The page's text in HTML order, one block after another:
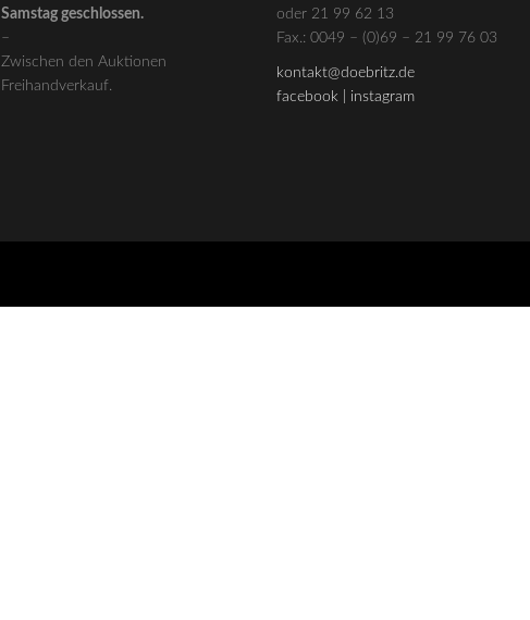
Samstag geschlossen.
–
Zwischen den Auktionen
Freihandverkauf.
oder 21 99 62 13
Fax.: 0049 – (0)69 – 21 99 76 03
kontakt@doebritz.de
facebook | instagram